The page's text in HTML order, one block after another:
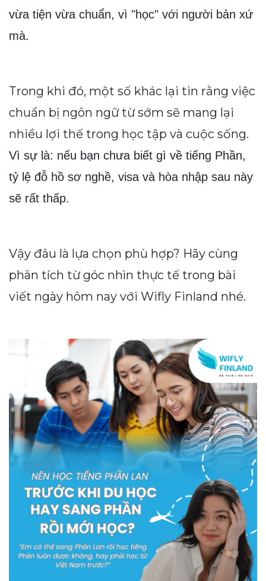
vừa tiện vừa chuẩn, vì "học" với người bản xứ
mà.
Trong khi đó, một số khác lại tin rằng việc
chuẩn bị ngôn ngữ từ sớm sẽ mang lại
nhiều lợi thế trong học tập và cuộc sống.
Vì sự là: nếu bạn chưa biết gì về tiếng Phần,
tỷ lệ đỗ hồ sơ nghề, visa và hòa nhập sau này
sẽ rất thấp.
Vậy đâu là lựa chọn phù hợp? Hãy cùng
phân tích từ góc nhìn thực tế trong bài
viết ngày hôm nay với Wifly Finland nhé.